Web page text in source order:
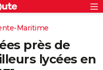
Rechercher
Maritime
près de
lycées en